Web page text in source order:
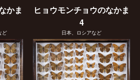
かま
ど
ヒョウモンチョウのなかま
4
日本、ロシアなど